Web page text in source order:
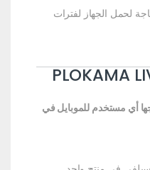
لحمل الجهاز لفترات
أي مستخدم للموبايل في